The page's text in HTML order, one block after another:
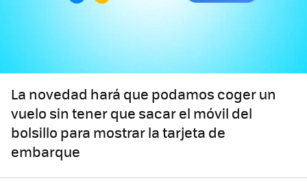
La novedad hará que podamos coger un
vuelo sin tener que sacar el móvil del
bolsillo para mostrar la tarjeta de
embarque